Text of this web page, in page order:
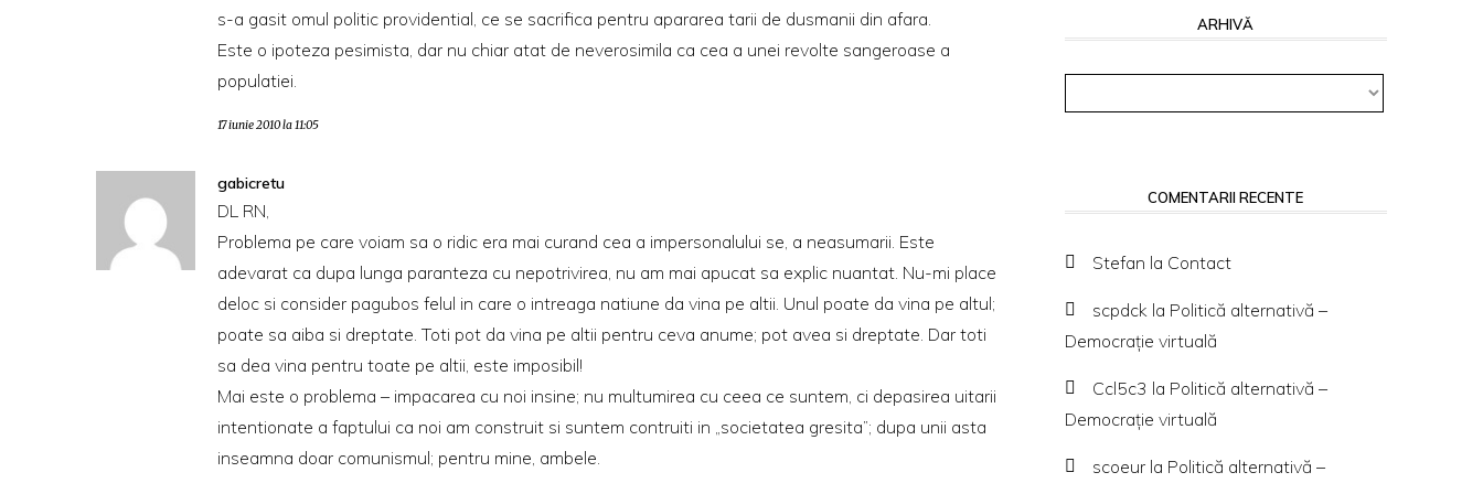
s-a gasit omul politic providential, ce se sacrifica pentru apararea tarii de dusmanii din afara.
Este o ipoteza pesimista, dar nu chiar atat de neverosimila ca cea a unei revolte sangeroase a
populatiei.
17 iunie 2010 la 11:05
gabicretu
DL RN,
Problema pe care voiam sa o ridic era mai curand cea a impersonalului se, a neasumarii. Este
adevarat ca dupa lunga paranteza cu nepotrivirea, nu am mai apucat sa explic nuantat. Nu-mi place
deloc si consider pagubos felul in care o intreaga natiune da vina pe altii. Unul poate da vina pe altul;
poate sa aiba si dreptate. Toti pot da vina pe altii pentru ceva anume; pot avea si dreptate. Dar toti
sa dea vina pentru toate pe altii, este imposibil!
Mai este o problema – impacarea cu noi insine; nu multumirea cu ceea ce suntem, ci depasirea uitarii
intentionate a faptului ca noi am construit si suntem contruiti in „societatea gresita”; dupa unii asta
inseamna doar comunismul; pentru mine, ambele.
ARHIVĂ
Arhivă
COMENTARII RECENTE
Stefan la Contact
scpdck la Politică alternativă –
Democraţie virtuală
Ccl5c3 la Politică alternativă –
Democraţie virtuală
scoeurla Politică alternativă –